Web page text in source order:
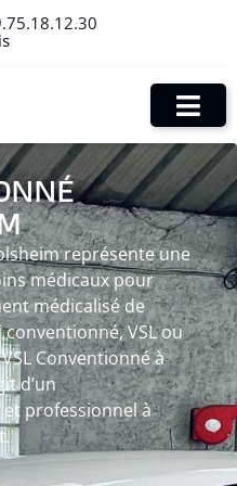
représente une
médicaux pour
médicalisé de
VSL ou
Conventionné à
d’un
professionnel à